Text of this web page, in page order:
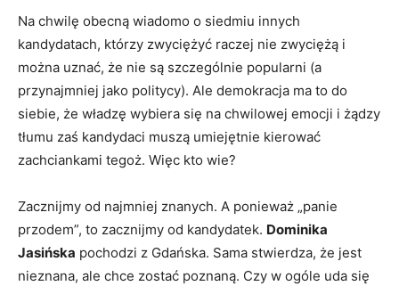
Na chwilę obecną wiadomo o siedmiu innych
kandydatach, którzy zwyciężyć raczej nie zwyciężą i
można uznać, że nie są szczególnie popularni (a
przynajmniej jako politycy). Ale demokracja ma to do
siebie, że władzę wybiera się na chwilowej emocji i żądzy
tłumu zaś kandydaci muszą umiejętnie kierować
zachciankami tegoż. Więc kto wie?
Zacznijmy od najmniej znanych. A ponieważ „panie
przodem”, to zacznijmy od kandydatek. Dominika
Jasińska pochodzi z Gdańska. Sama stwierdza, że jest
nieznana, ale chce zostać poznaną. Czy w ogóle uda się